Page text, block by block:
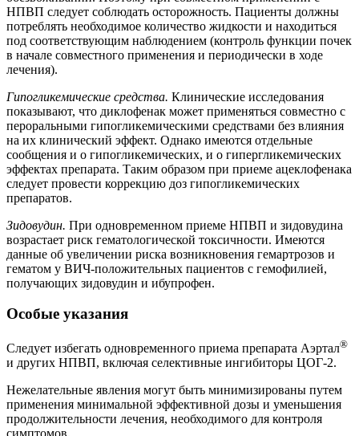
НПВП следует соблюдать осторожность. Пациенты должны
потреблять необходимое количество жидкости и находиться
под соответствующим наблюдением (контроль функции почек
в начале совместного применения и периодически в ходе
лечения).
Гипогликемические средства. Клинические исследования
показывают, что диклофенак может применяться совместно с
пероральными гипогликемическими средствами без влияния
на их клинический эффект. Однако имеются отдельные
сообщения и о гипогликемических, и о гипергликемических
эффектах препарата. Таким образом при приеме ацеклофенака
следует провести коррекцию доз гипогликемических
препаратов.
Зидовудин. При одновременном приеме НПВП и зидовудина
возрастает риск гематологической токсичности. Имеются
данные об увеличении риска возникновения гемартрозов и
гематом у ВИЧ-положительных пациентов с гемофилией,
получающих зидовудин и ибупрофен.
Особые указания
Следует избегать одновременного приема препарата Аэртал®
и других НПВП, включая селективные ингибиторы ЦОГ-2.
Нежелательные явления могут быть минимизированы путем
применения минимальной эффективной дозы и уменьшения
продолжительности лечения, необходимого для контроля